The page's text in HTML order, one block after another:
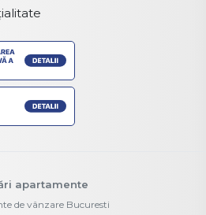
apartamente
de vânzare Bucuresti